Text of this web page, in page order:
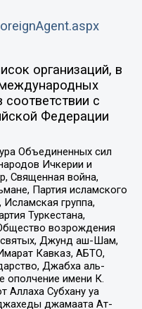
организаций, в
соответствии с
Федерации
Объединенных сил
Ичкерии и
Священная война,
Партия исламского
группа,
Туркестана,
возрождения
святых, Джунд аш-Шам,
Кавказ, АБТО,
Джабха аль-
ополчение имени К.
Аллаха Субхану уа
джамаата Ат-